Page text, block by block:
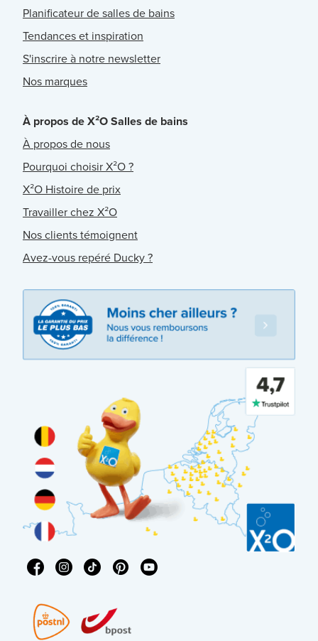
Planificateur de salles de bains
Tendances et inspiration
S'inscrire à notre newsletter
Nos marques
À propos de X²O Salles de bains
À propos de nous
Pourquoi choisir X²O ?
X²O Histoire de prix
Travailler chez X²O
Nos clients témoignent
Avez-vous repéré Ducky ?